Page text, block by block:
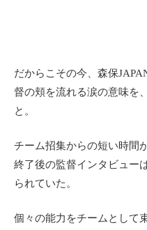
だからこその今、森保
督の頬を流れる涙の意味を
と。
チーム招集からの短い時間
終了後の監督インタビュー
られていた。
個々の能力をチームとして